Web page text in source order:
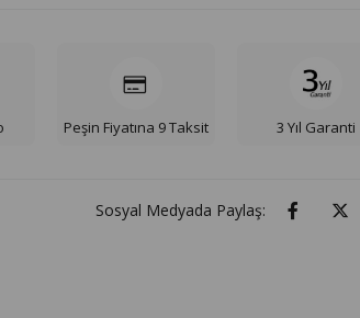
Peşin Fiyatına 9 Taksit 3 Yıl Garanti
Sosyal Medyada Paylaş: